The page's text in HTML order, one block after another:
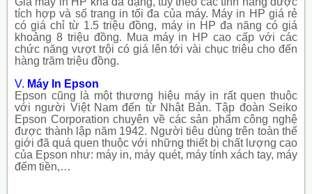
tích hợp và số trang in tối đa của máy. Máy in HP giá rẻ
có giá chỉ từ 1.5 triệu đồng, máy in HP đa năng có giá
khoảng 8 triệu đồng. Mua máy in HP cao cấp với các
chức năng vượt trội có giá lên tới vài chục triệu cho đến
hàng trăm triệu đồng.
V. Máy In Epson
Epson cũng là một thương hiệu máy in rất quen thuộc
với người Việt Nam đến từ Nhật Bản. Tập đoàn Seiko
Epson Corporation chuyên về các sản phẩm công nghệ
được thành lập năm 1942. Người tiêu dùng trên toàn thế
giới đã quá quen thuộc với những thiết bị chất lượng cao
của Epson như: máy in, máy quét, máy tính xách tay, máy
đếm tiền,…